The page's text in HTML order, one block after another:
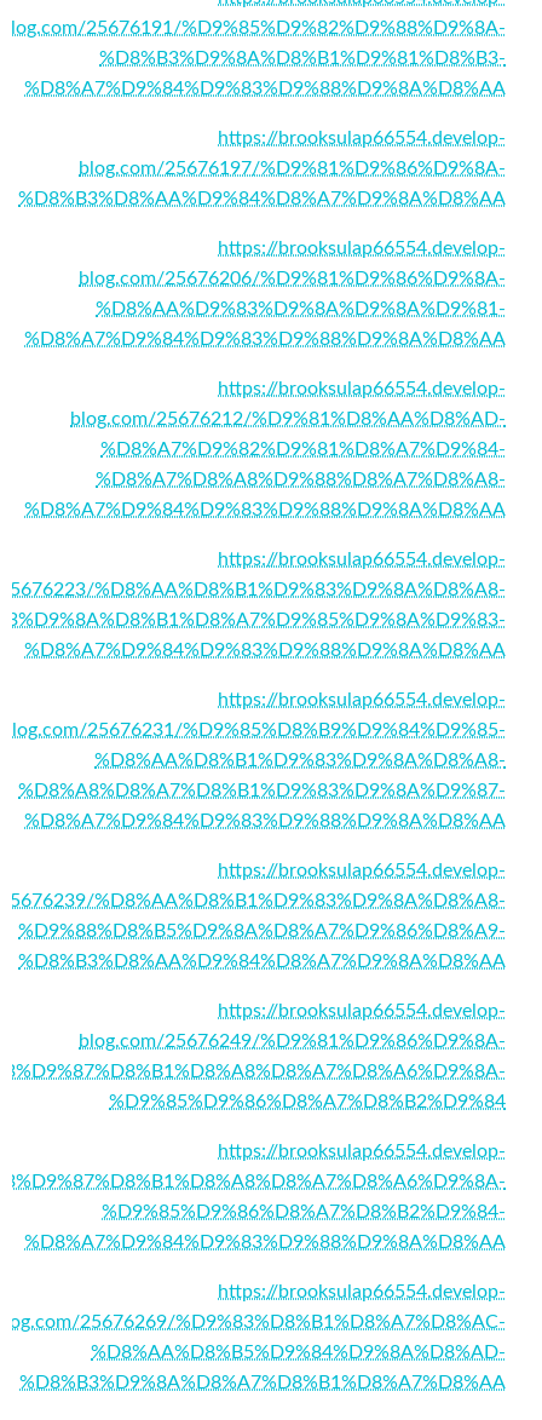
blog.com/25676191/%D9%85%D9%82%D9%88%D9%8A-
%D8%B3%D9%8A%D8%B1%D9%81%D8%B3-
%D8%A7%D9%84%D9%83%D9%88%D9%8A%D8%AA
https://brooksulap66554.develop-
blog.com/25676197/%D9%81%D9%86%D9%8A-
%D8%B3%D8%AA%D9%84%D8%A7%D9%8A%D8%AA
https://brooksulap66554.develop-
blog.com/25676206/%D9%81%D9%86%D9%8A-
%D8%AA%D9%83%D9%8A%D9%8A%D9%81-
%D8%A7%D9%84%D9%83%D9%88%D9%8A%D8%AA
https://brooksulap66554.develop-
blog.com/25676212/%D9%81%D8%AA%D8%AD-
%D8%A7%D9%82%D9%81%D8%A7%D9%84-
%D8%A7%D8%A8%D9%88%D8%A7%D8%A8-
%D8%A7%D9%84%D9%83%D9%88%D9%8A%D8%AA
https://brooksulap66554.develop-
%D8%AA%D8%B1%D9%83%D9%8A%D8%A8-
%D8%A7%D9%84%D9%83%D9%88%D9%8A%D8%AA
https://brooksulap66554.develop-
blog.com/25676231/%D9%85%D8%B9%D9%84%D9%85-
%D8%AA%D8%B1%D9%83%D9%8A%D8%A8-
%D8%A8%D8%A7%D8%B1%D9%83%D9%8A%D9%87-
%D8%A7%D9%84%D9%83%D9%88%D9%8A%D8%AA
https://brooksulap66554.develop-
%D8%AA%D8%B1%D9%83%D9%8A%D8%A8-
%D9%88%D8%B5%D9%8A%D8%A7%D9%86%D8%A9-
%D8%B3%D8%AA%D9%84%D8%A7%D9%8A%D8%AA
https://brooksulap66554.develop-
blog.com/25676249/%D9%81%D9%86%D9%8A-
%D9%85%D9%86%D8%A7%D8%B2%D9%84
https://brooksulap66554.develop-
%D9%85%D9%86%D8%A7%D8%B2%D9%84-
%D8%A7%D9%84%D9%83%D9%88%D9%8A%D8%AA
https://brooksulap66554.develop-
25676269/%D9%83%D8%B1%D8%A7%D8%AC-
%D8%AA%D8%B5%D9%84%D9%8A%D8%AD-
%D8%B3%D9%8A%D8%A7%D8%B1%D8%A7%D8%AA